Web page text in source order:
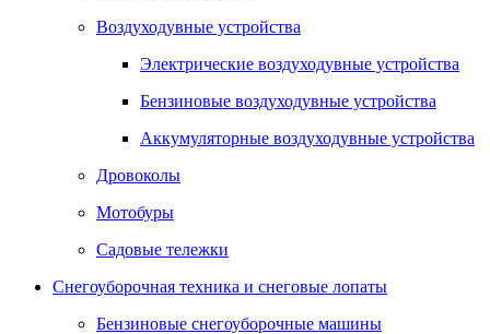
Воздуходувные устройства
Электрические воздуходувные устройства
Бензиновые воздуходувные устройства
Аккумуляторные воздуходувные устройства
Дровоколы
Мотобуры
Садовые тележки
Снегоуборочная техника и снеговые лопаты
Бензиновые снегоуборочные машины